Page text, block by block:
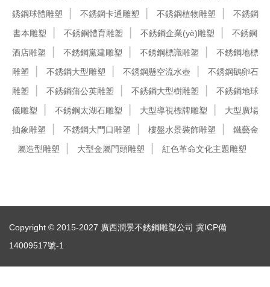
銹鋼球體雕塑
不銹鋼卡通雕塑 不銹鋼植物雕塑
不銹鋼
書本雕塑
不銹鋼體育雕塑 不銹鋼企業(yè)雕塑
不銹鋼
酒店雕塑
不銹鋼黨建雕塑 不銹鋼標識雕塑
不銹鋼地標
雕塑
不銹鋼大型雕塑 不銹鋼懸空流水壺
不銹鋼鵝卵石
雕塑
不銹鋼蒲公英雕塑 不銹鋼大型樹雕塑
不銹鋼地球
儀雕塑
不銹鋼太湖石雕塑 大型導視標牌雕塑
大型廣場
抽象雕塑
不銹鋼大門口雕塑 樓盤水景裝飾雕塑
鐵藝金
屬造型雕塑
大型金屬門頭雕塑 紅色革命文化主題雕塑
Copyright © 2015-2027 廣西潤景不銹鋼雕塑公司 冀ICP備
14009517號-1